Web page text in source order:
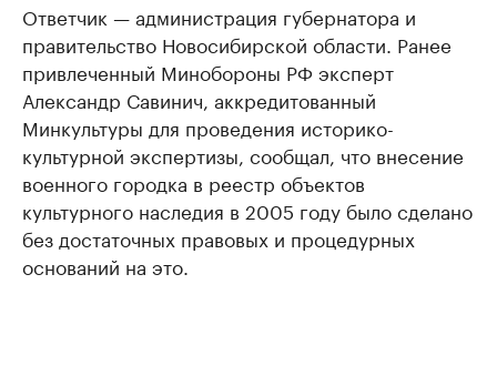
Ответчик — администрация губернатора и
правительство Новосибирской области. Ранее
привлеченный Минобороны РФ эксперт
Александр Савинич, аккредитованный
Минкультуры для проведения историко-
культурной экспертизы, сообщал, что внесение
военного городка в реестр объектов
культурного наследия в 2005 году было сделано
без достаточных правовых и процедурных
оснований на это.